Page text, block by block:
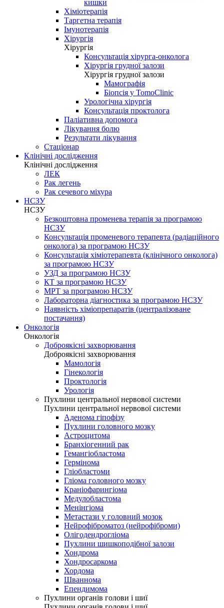
кишки
Хіміотерапія
Таргетна терапія
Імунотерапія
Хірургія
Хірургія
Консультація хірурга-онколога
Хірургія грудної залози
Хірургія грудної залози
Мамографія
Біопсія у TomoClinic
Урологічна хірургія
Консультація проктолога
Паліативна допомога
Лікування болю
Результати лікування
Стаціонар
Клінічні дослідження
Клінічні дослідження
ЛЕК
Рак легень
Рак сечевого міхура
НСЗУ
НСЗУ
Безкоштовна променева терапія за програмою
НСЗУ
Консультація променевого терапевта (радіаційного
онколога) за програмою НСЗУ
Консультація хіміотерапевта (клінічного онколога)
за програмою НСЗУ
УЗД за програмою НСЗУ
КТ за програмою НСЗУ
МРТ за програмою НСЗУ
Лабораторна діагностика за програмою НСЗУ
Наявність хіміопрепаратів (централізоване
постачання)
Онкологія
Онкологія
Доброякісні захворювання
Доброякісні захворювання
Мамологія
Гінекологія
Проктологія
Урологія
Пухлини центральної нервової системи
Пухлини центральної нервової системи
Аденома гіпофізу
Пухлини головного мозку
Астроцитома
Бранхіогенний рак
Гемангіобластома
Гермінома
Гліобластоми
Гліома головного мозку
Краніофарингіома
Медулобластома
Менінгіома
Метастази у головний мозок
Нейрофіброматоз (нейрофіброми)
Олігодендрогліома
Пухлини шишкоподібної залози
Хондрома
Хондросаркома
Хордома
Шваннома
Епендимома
Пухлини органів голови і шиї